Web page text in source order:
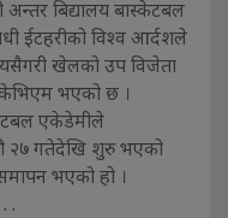
अन्तर बिद्यालय बास्केटबल
ईटहरीको विश्व आर्दशले
खेलको उप विजेता
भएको छ ।
एकेडेमीले
२७ गतेदेखि शुरु भएको
भएको हो ।
.